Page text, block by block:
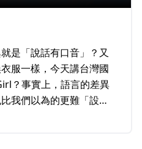
是「說話有口音」？又
服一樣，今天講台灣國
？事實上，語言的差異
我們以為的更難「設